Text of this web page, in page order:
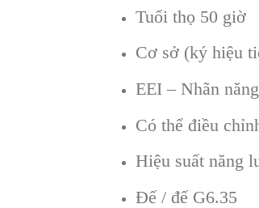
Tuổi thọ 50 giờ
Cơ sở (ký hiệu
EEI – Nhãn
Có thể điều
Hiệu suất năng
Đế / đế G6.35